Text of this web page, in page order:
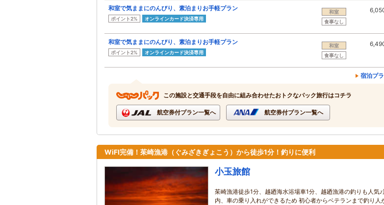
和室で気ままにのんびり、素泊まりお手軽プラン
ポイント2% オンラインカード決済専用
和室
食事なし
和室で気ままにのんびり、素泊まりお手軽プラン
ポイント2% オンラインカード決済専用
和室
食事なし
宿泊プ
この施設と交通手段を自由に組み合わせたおトクなパック旅行はコチラ
航空券付プラン一覧へ 航空券付プラン一覧へ
WiFI完備！茱崎漁港（ぐみざきぎょこう）から徒歩1分！釣りに便利
小玉旅館
茱崎漁港徒歩1分、越廼海水浴場車1分、越廼漁港の釣りも人気♪
内、車の乗り入れができるため 初心者からベテランまで釣り人